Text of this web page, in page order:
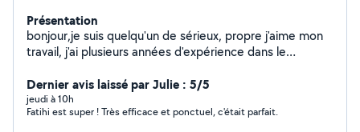
Présentation
bonjour,je suis quelqu'un de sérieux, propre j'aime mon
travail, j'ai plusieurs années d'expérience dans le
étagères. Électricité. montage des meubles en kit....
montage de cuisine... Disponible pour venir faire tous
vos travaux avec un prix raisonnable cordialement
Dernier avis laissé par Julie : 5/5
jeudi à 10h
Fatihi est super ! Très efficace et ponctuel, c'était parfait.